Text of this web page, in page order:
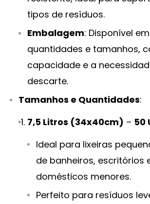
tipos de resíduos.
Embalagem: Disponível
quantidades e tamanhos,
capacidade e a
descarte.
Tamanhos e Quantidades:
7,5 Litros (34x40cm) – 50
Ideal para lixeiras
de banheiros, escritórios
domésticos menores.
Perfeito para resíduos